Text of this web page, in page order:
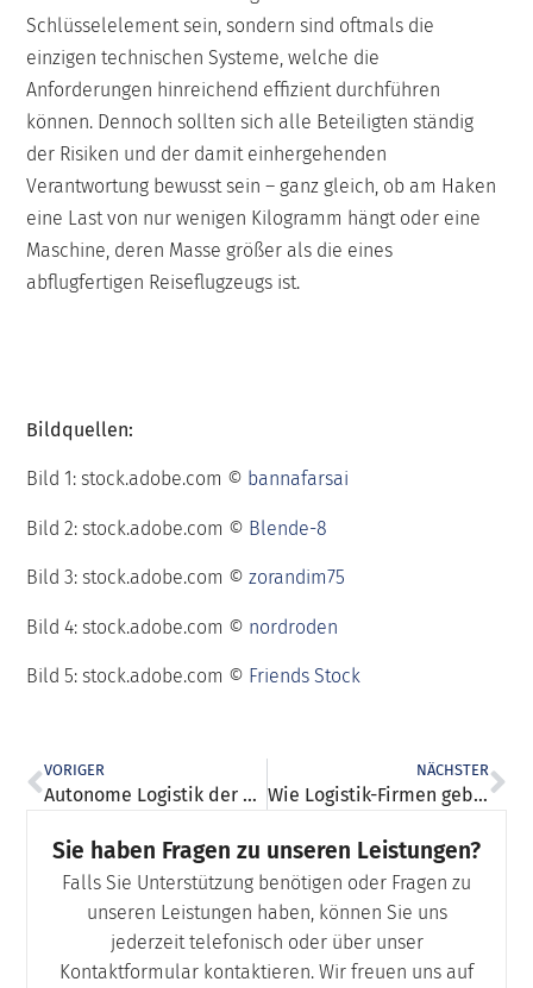
Schlüsselelement sein, sondern sind oftmals die
einzigen technischen Systeme, welche die
Anforderungen hinreichend effizient durchführen
können. Dennoch sollten sich alle Beteiligten ständig
der Risiken und der damit einhergehenden
Verantwortung bewusst sein – ganz gleich, ob am Haken
eine Last von nur wenigen Kilogramm hängt oder eine
Maschine, deren Masse größer als die eines
abflugfertigen Reiseflugzeugs ist.
Bildquellen:
Bild 1: stock.adobe.com © bannafarsai
Bild 2: stock.adobe.com © Blende-8
Bild 3: stock.adobe.com ©zorandim75
Bild 4: stock.adobe.com © nordroden
Bild 5: stock.adobe.com © Friends Stock
VORIGER
Autonome Logistik der Zukunft
NÄCHSTER
Wie Logistik-Firmen gebrauchte Betriebsgeräte rentabel veräußern können
Sie haben Fragen zu unseren Leistungen?
Falls Sie Unterstützung benötigen oder Fragen zu
unseren Leistungen haben, können Sie uns
jederzeit telefonisch oder über unser
Kontaktformular kontaktieren. Wir freuen uns auf